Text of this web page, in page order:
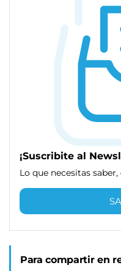
¡Suscribite al
Lo que necesitas
Para compartir en